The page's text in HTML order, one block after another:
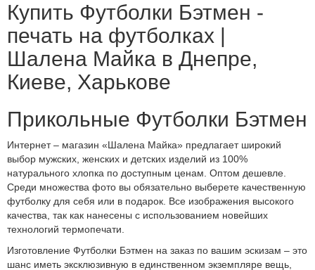
Купить Футболки Бэтмен -
печать на футболках |
Шалена Майка в Днепре,
Киеве, Харькове
Прикольные Футболки Бэтмен
Интернет – магазин «Шалена Майка» предлагает широкий
выбор мужских, женских и детских изделий из 100%
натурального хлопка по доступным ценам. Оптом дешевле.
Среди множества фото вы обязательно выберете качественную
футболку для себя или в подарок. Все изображения высокого
качества, так как нанесены с использованием новейших
технологий термопечати.
Изготовление Футболки Бэтмен на заказ по вашим эскизам – это
шанс иметь эксклюзивную в единственном экземпляре вещь,